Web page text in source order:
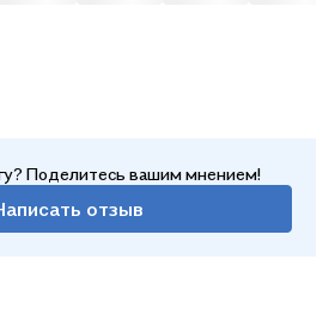
Поделитесь вашим мнением!
отзыв